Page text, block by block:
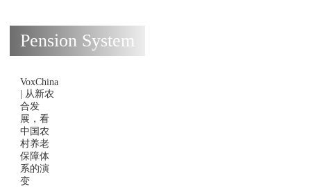
Pension System
VoxChina
| 从新农
合发
展，看
中国农
村养老
保障体
系的演
变